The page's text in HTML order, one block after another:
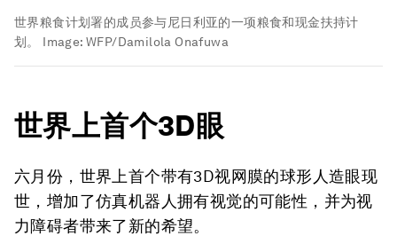
世界粮食计划署的成员参与尼日利亚的一项粮食和现金扶持计
划。
Image:WFP/Damilola Onafuwa
世界上首个3D眼
六月份，世界上首个带有3D视网膜的球形人造眼现
世，增加了仿真机器人拥有视觉的可能性，并为视
力障碍者带来了新的希望。